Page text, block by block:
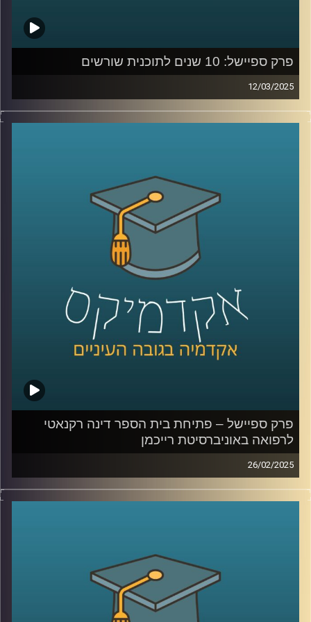
פרק ספיישל: 10 שנים לתוכנית שורשים
12/03/2025
תוכנית שורשים
באוניברסיטת רייכמן פועלת מאז 2016 במטרה
לשלב פצועי ופצועות צה”ל בעולם האקדמיה כחלק מתהליך
אירחתי את רייצ’ל טומס רזניק – מנהלת מרכז הנגישות וכישורי
הלמידה והתוכנית, נעם שייר ויובל תמיר – חונכים בתוכנית,
ורועי משה – משתתף במסלול.
בואו לשמוע על הדרך, האתגרים וההשפעה האדירה של
שורשים על חייהם של רבים!
קרדיט תמונות:AudioVersity
פרק ספיישל – פתיחת בית הספר דינה רקנאטי
לרפואה באוניברסיטת רייכמן
26/02/2025
אוניברסיטת רייכמן ממשיכה להתרחב ולהתבסס, והפעם עם
הקמת בית הספר לרפואה על שם דינה רקנאטי. כיום, רק 30%
באירוע הפתיחה התקיים טקס ה”חלוק הלבן”, המסמן את
תחילת הלימודים הקליניים של הסטודנטים ואת מחויבותם
לערכי הרפואה. במסגרת הטקס קיבלו הסטודנטים את חלוקי